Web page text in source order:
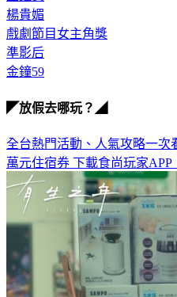
金鐘獎
楊貴媚
戲劇節目女主角獎
準影后
全台熱門活動、人氣攻略一次
萬元住宿券
下載食尚玩家